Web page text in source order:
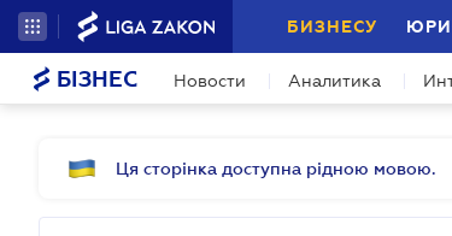
БИЗНЕСУ
БІЗНЕС Новости Аналитика
Ця сторінка доступна рідною мовою.